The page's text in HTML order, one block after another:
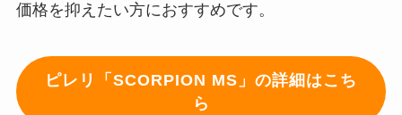
価格を抑えたい方におすすめです。
ピレリ「SCORPION MS」の詳細はこち
ら